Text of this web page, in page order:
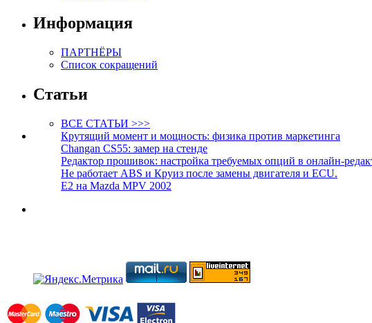
Информация
ПАРТНЁРЫ
Список сокращений
Статьи
ВСЕ СТАТЬИ >>>
Крутящий момент и мощность: физика против маркетинга
Changan CS55: замер на стенде
Редактор прошивок: настройка требуемых опций в онлайн-
Не работает ABS и Круиз после замены двигателя и ECU.
E2 на Mazda MPV 2002